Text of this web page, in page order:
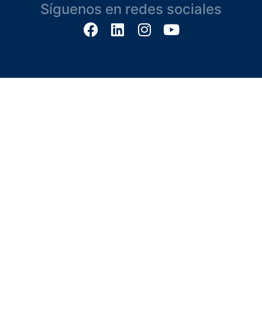
Síguenos en redes sociales